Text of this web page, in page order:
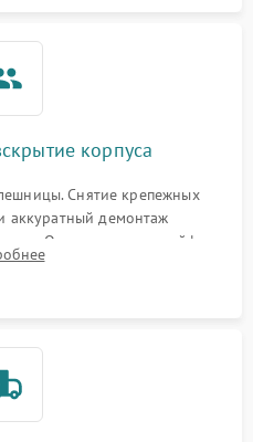
корпуса
Снятие крепежных
аккуратный демонтаж
Отсоединение шлейфов
к силовым платам, катушкам